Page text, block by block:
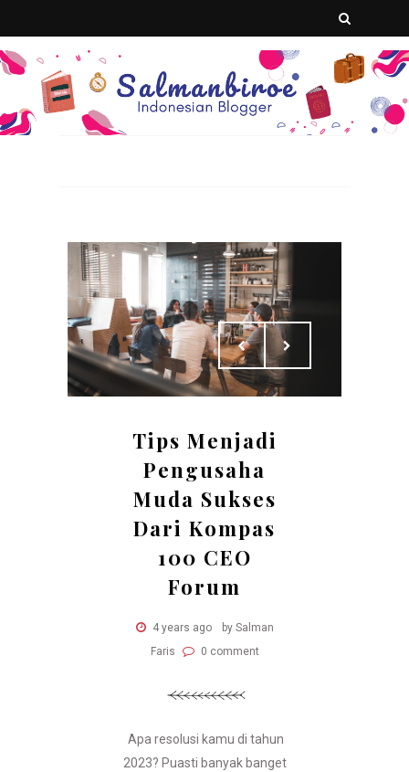
Tips Menjadi
Pengusaha
Muda Sukses
Dari Kompas
100 CEO
Forum
4 years ago
by Salman
Faris
0 comment
Apa resolusi kamu di tahun
2023? Puasti banyak banget